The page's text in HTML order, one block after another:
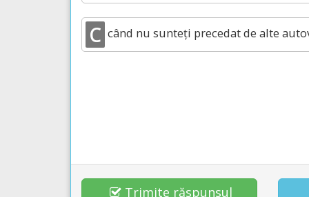
C când nu sunteţi precedat de alte
Trimite răspunsul